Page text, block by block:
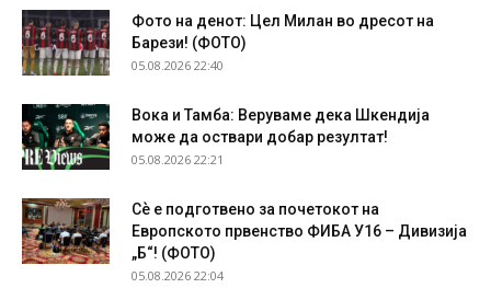
Фото на денот: Цел Милан во дресот на
Барези! (ФОТО)
05.08.2026 22:40
Вока и Тамба: Веруваме дека Шкендија
може да оствари добар резултат!
05.08.2026 22:21
Сѐ е подготвено за почетокот на
Европското првенство ФИБА У16 – Дивизија
„Б“! (ФОТО)
05.08.2026 22:04